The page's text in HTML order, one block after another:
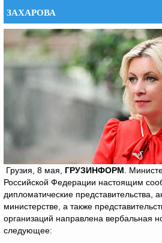
ЗАХАРОВА
Грузия, 8 мая, ГРУЗИНФОРМ .
Российской Федерации настоящим
дипломатические представительства,
министерстве, а также
организаций направлена вербальная
следующее: